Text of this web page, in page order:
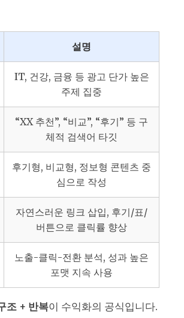
설명
IT, 건강, 금융 등 광고 단가 높은
주제 집중
“XX 추천”, “비교”, “후기” 등 구
체적 검색어 타깃
후기형, 비교형, 정보형 콘텐츠 중
심으로 작성
자연스러운 링크 삽입, 후기/표/
버튼으로 클릭률 향상
노출-클릭-전환 분석, 성과 높은
포맷 지속 사용
조 + 반복이 수익화의 공식입니다.